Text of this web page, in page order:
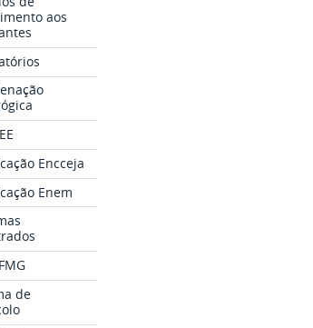
aos
Encceja
Enem
de